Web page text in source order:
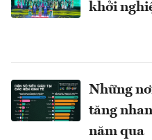
khởi
Những
tăng
năm qua